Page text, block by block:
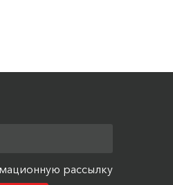
рассылку